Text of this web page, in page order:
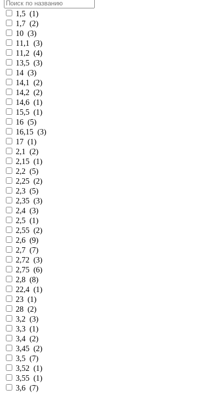
1,5 (1)
1,7 (2)
10 (3)
11,1
(3)
11,2 (4)
13,5 (3)
14 (3)
14,1
(2)
14,2 (2)
14,6 (1)
15,5 (1)
16 (5)
16,15 (3)
17 (1)
2,1
(2)
2,15 (1)
2,2 (5)
2,25 (2)
2,3 (5)
2,35 (3)
2,4 (3)
2,5 (1)
2,55 (2)
2,6 (9)
2,7 (7)
2,72 (3)
2,75 (6)
2,8 (8)
22,4 (1)
23 (1)
28 (2)
3,2 (3)
3,3 (1)
3,4 (2)
3,45 (2)
3,5 (7)
3,52 (1)
3,55 (1)
3,6 (7)